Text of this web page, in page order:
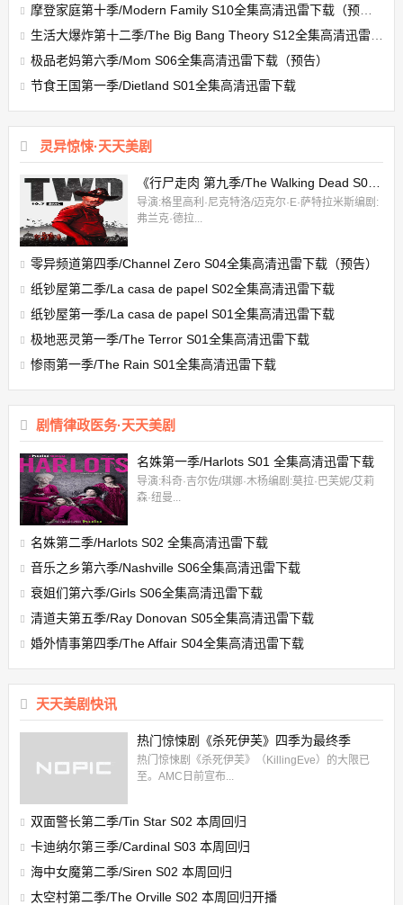
摩登家庭第十季/Modern Family S10全集高清迅雷下载（预告）
生活大爆炸第十二季/The Big Bang Theory S12全集高清迅雷下载（预告）
极品老妈第六季/Mom S06全集高清迅雷下载（预告）
节食王国第一季/Dietland S01全集高清迅雷下载
灵异惊悚·天天美剧
《行尸走肉 第九季/The Walking Dead S09 》全集高清迅雷下载
导演:格里高利·尼克特洛/迈克尔·E·萨特拉米斯编剧:
弗兰克·德拉...
零异频道第四季/Channel Zero S04全集高清迅雷下载（预告）
纸钞屋第二季/La casa de papel S02全集高清迅雷下载
纸钞屋第一季/La casa de papel S01全集高清迅雷下载
极地恶灵第一季/The Terror S01全集高清迅雷下载
惨雨第一季/The Rain S01全集高清迅雷下载
剧情律政医务·天天美剧
名姝第一季/Harlots S01 全集高清迅雷下载
导演:科奇·吉尔佐/琪娜·木杨编剧:莫拉·巴芙妮/艾莉
森·纽曼...
名姝第二季/Harlots S02 全集高清迅雷下载
音乐之乡第六季/Nashville S06全集高清迅雷下载
衰姐们第六季/Girls S06全集高清迅雷下载
清道夫第五季/Ray Donovan S05全集高清迅雷下载
婚外情事第四季/The Affair S04全集高清迅雷下载
天天美剧快讯
热门惊悚剧《杀死伊芙》四季为最终季
热门惊悚剧《杀死伊芙》（KillingEve）的大限已
至。AMC日前宣布...
双面警长第二季/Tin Star S02 本周回归
卡迪纳尔第三季/Cardinal S03 本周回归
海中女魔第二季/Siren S02 本周回归
太空村第二季/The Orville S02 本周回归开播